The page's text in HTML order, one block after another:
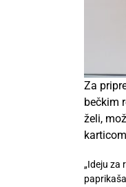
Za
bečkim
želi,
„Ideju za